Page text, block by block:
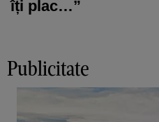
îți plac…”
Publicitate